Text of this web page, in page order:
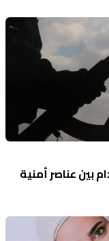
بين عناصر أمنية